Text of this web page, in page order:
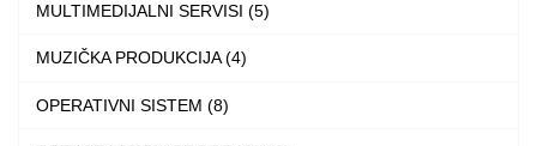
MULTIMEDIJALNI SERVISI (5)
MUZIČKA PRODUKCIJA (4)
OPERATIVNI SISTEM (8)